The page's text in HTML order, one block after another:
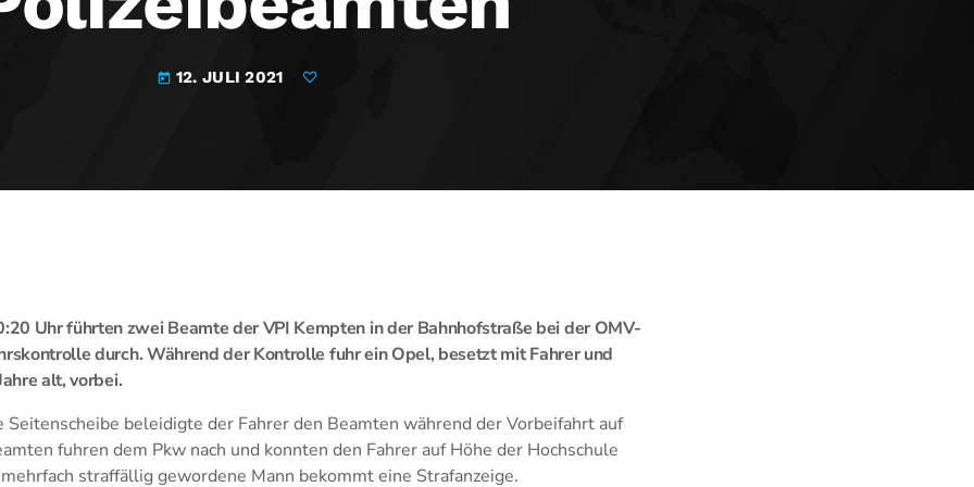
today 12. JULI 2021
Uhr führten zwei Beamte der VPI Kempten in der Bahnhofstraße bei der OMV-
durch. Während der Kontrolle fuhr ein Opel, besetzt mit Fahrer und
alt, vorbei.
Seitenscheibe beleidigte der Fahrer den Beamten während der Vorbeifahrt auf
fuhren dem Pkw nach und konnten den Fahrer auf Höhe der Hochschule
straffällig gewordene Mann bekommt eine Strafanzeige.